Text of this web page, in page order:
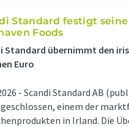
Standard festigt
Foods
Standard übernimmt den
Euro
- Scandi Standard AB
geschlossen, einem der
in Irland. Die